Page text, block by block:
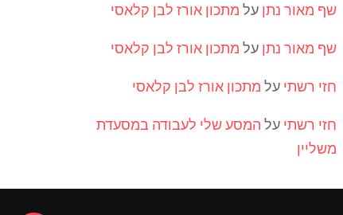
שף מאור נתן על מתכון אורז לבן קלאסי
שף מאור נתן על מתכון אורז לבן קלאסי
חזי רשתי על מתכון אורז לבן קלאסי
חזי רשתי על המסע שלי לעבודה במסעדת
משליין